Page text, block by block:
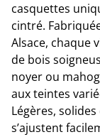
casquettes
cintré.
Alsace, chaque
de bois
noyer ou
aux teintes
Légères,
s’ajustent